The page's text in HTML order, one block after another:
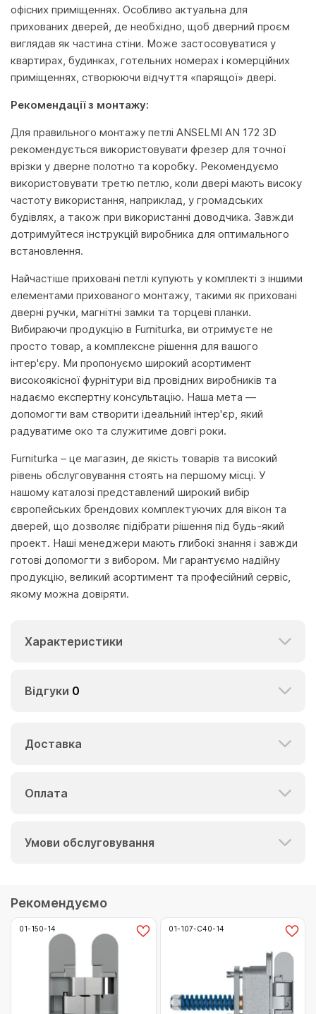
офісних приміщеннях. Особливо актуальна для
прихованих дверей, де необхідно, щоб дверний проєм
виглядав як частина стіни. Може застосовуватися у
квартирах, будинках, готельних номерах і комерційних
приміщеннях, створюючи відчуття «парящої» двері.
Рекомендації з монтажу:
Для правильного монтажу петлі ANSELMI AN 172 3D
рекомендується використовувати фрезер для точної
врізки у дверне полотно та коробку. Рекомендуємо
використовувати третю петлю, коли двері мають високу
частоту використання, наприклад, у громадських
будівлях, а також при використанні доводчика. Завжди
дотримуйтеся інструкцій виробника для оптимального
встановлення.
Найчастіше приховані петлі купують у комплекті з іншими
елементами прихованого монтажу, такими як приховані
дверні ручки, магнітні замки та торцеві планки.
Вибираючи продукцію в Furniturka, ви отримуєте не
просто товар, а комплексне рішення для вашого
інтер'єру. Ми пропонуємо широкий асортимент
високоякісної фурнітури від провідних виробників та
надаємо експертну консультацію. Наша мета —
допомогти вам створити ідеальний інтер'єр, який
радуватиме око та служитиме довгі роки.
Furniturka – це магазин, де якість товарів та високий
рівень обслуговування стоять на першому місці. У
нашому каталозі представлений широкий вибір
європейських брендових комплектуючих для вікон та
дверей, що дозволяє підібрати рішення під будь-який
проект. Наші менеджери мають глибокі знання і завжди
готові допомогти з вибором. Ми гарантуємо надійну
продукцію, великий асортимент та професійний сервіс,
якому можна довіряти.
Характеристики
Відгуки 0
Доставка
Оплата
Умови обслуговування
Рекомендуємо
01-150-14 01-107-C40-14